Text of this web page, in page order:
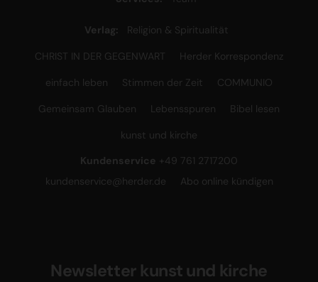
Verlag: Religion & Spiritualität
CHRIST IN DER GEGENWART Herder Korrespondenz
einfach leben Stimmen der Zeit COMMUNIO
Gemeinsam Glauben Lebensspuren Bibel lesen
kunst und kirche
Kundenservice +49 761 2717200
kundenservice@herder.de
Abo online kündigen
Newsletter kunst und kirche